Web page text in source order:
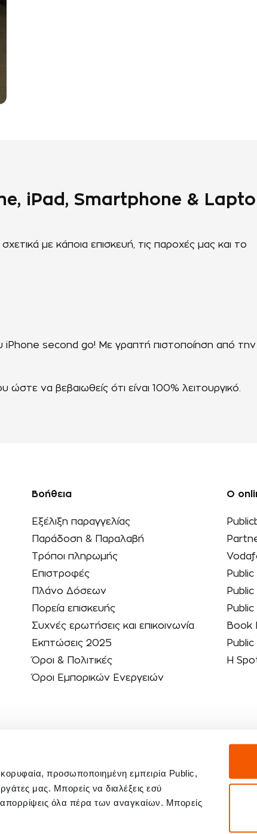
προσωποποιημένη εμπειρία Public,
μας. Μπορείς να διαλέξεις εσύ
όλα πέρα των αναγκαίων. Μπορείς
iPad, Smartphone &
με κάποια επισκευή, τις παροχές μας και το
second go! Με γραπτή πιστοποίηση από την
να βεβαιωθείς ότι είναι 100% λειτουργικό.
Βοήθεια
Εξέλιξη παραγγελίας
Παράδοση & Παραλαβή
Τρόποι πληρωμής
Επιστροφές
Πλάνο Δόσεων
Πορεία επισκευής
Συχνές ερωτήσεις και επικοινωνία
Εκπτώσεις 2025
Όροι & Πολιτικές
Όροι Εμπορικών Ενεργειών
Ο
Public
Book
Η